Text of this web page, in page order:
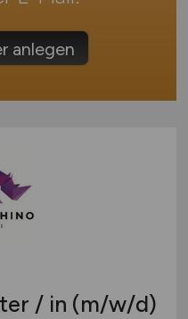
anlegen
/ in (m/w/d)